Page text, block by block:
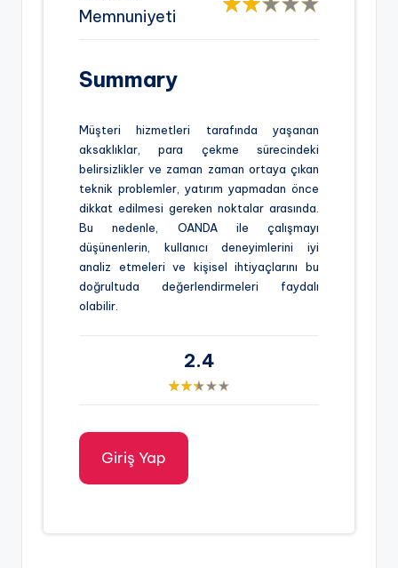
Memnuniyeti
Summary
Müşteri hizmetleri tarafında yaşanan
aksaklıklar, para çekme sürecindeki
belirsizlikler ve zaman zaman ortaya çıkan
teknik problemler, yatırım yapmadan önce
dikkat edilmesi gereken noktalar arasında.
Bu nedenle, OANDA ile çalışmayı
düşünenlerin, kullanıcı deneyimlerini iyi
analiz etmeleri ve kişisel ihtiyaçlarını bu
doğrultuda değerlendirmeleri faydalı
olabilir.
2.4
Giriş Yap